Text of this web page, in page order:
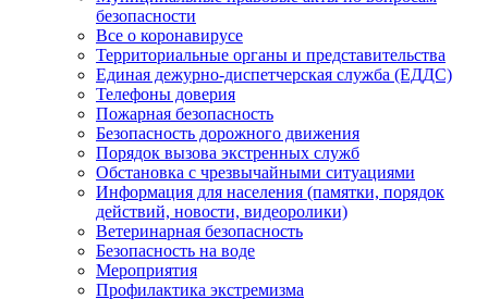
безопасности
Все о коронавирусе
Территориальные органы и представительства
Единая дежурно-диспетчерская служба (ЕДДС)
Телефоны доверия
Пожарная безопасность
Безопасность дорожного движения
Порядок вызова экстренных служб
Обстановка с чрезвычайными ситуациями
Информация для населения (памятки, порядок
действий, новости, видеоролики)
Ветеринарная безопасность
Безопасность на воде
Мероприятия
Профилактика экстремизма